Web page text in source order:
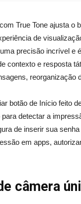
True Tone ajusta o
de
precisão incrível e
contexto e resposta
reorganização
botão de Início feito
detectar a
de inserir sua
em apps,
câmera